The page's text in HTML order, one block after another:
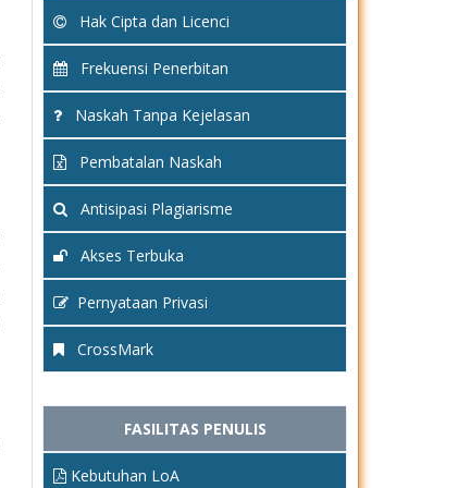
Hak Cipta dan Licenci
Frekuensi Penerbitan
Naskah Tanpa Kejelasan
Pembatalan Naskah
Antisipasi Plagiarisme
Akses Terbuka
Pernyataan Privasi
CrossMark
FASILITAS PENULIS
Kebutuhan LoA